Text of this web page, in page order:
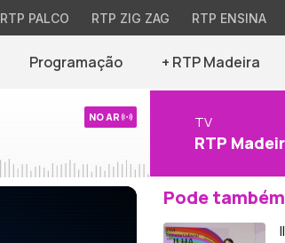
RTP PALCO RTP ZIG ZAG RTP ENSINA
Programação + RTP Madeira
NO AR TV
RTP
Pode